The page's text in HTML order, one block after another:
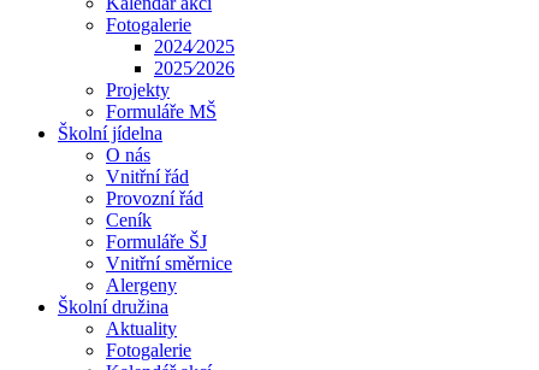
Fotogalerie
2024⁄2025
2025⁄2026
Projekty
Formuláře MŠ
Školní jídelna
O nás
Vnitřní řád
Provozní řád
Ceník
Formuláře ŠJ
Vnitřní směrnice
Alergeny
Školní družina
Aktuality
Fotogalerie